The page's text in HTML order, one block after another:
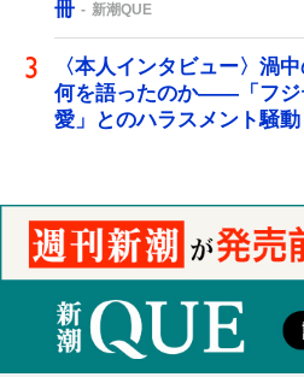
冊 新潮QUE
〈本人インタビュー〉渦
何を語ったのか――「フジ
愛」とのハラスメント騒動